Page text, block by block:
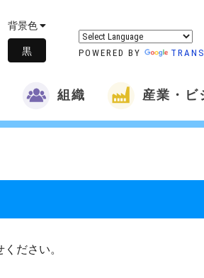
背景色
POWERED BY
組織 産業・ビ
ださい。